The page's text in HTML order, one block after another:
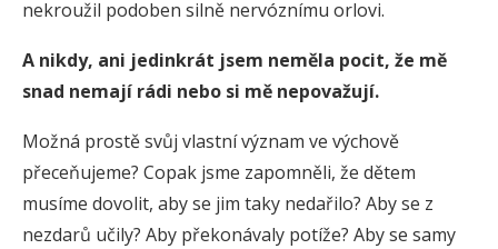
nekroužil podoben silně nervóznímu orlovi.
A nikdy, ani jedinkrát jsem neměla pocit, že mě
snad nemají rádi nebo si mě nepovažují.
Možná prostě svůj vlastní význam ve výchově
přeceňujeme? Copak jsme zapomněli, že dětem
musíme dovolit, aby se jim taky nedařilo? Aby se z
nezdarů učily? Aby překonávaly potíže? Aby se samy